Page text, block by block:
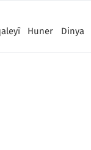
Huner Dinya